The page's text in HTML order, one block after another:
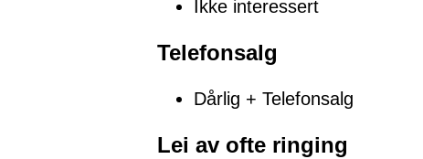
Ikke interessert
Telefonsalg
Dårlig + Telefonsalg
Lei av ofte ringing